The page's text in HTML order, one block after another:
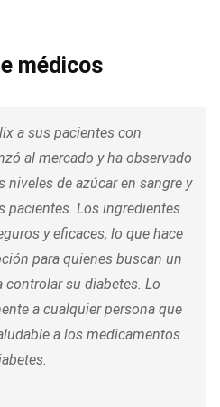
médicos
a sus pacientes con
al mercado y ha observado
niveles de azúcar en sangre y
pacientes. Los ingredientes
y eficaces, lo que hace
para quienes buscan un
controlar su diabetes. Lo
a cualquier persona que
a los medicamentos